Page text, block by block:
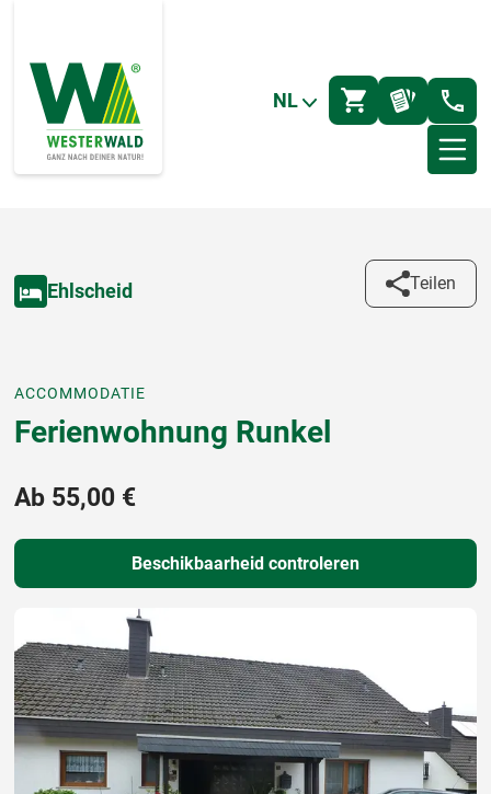
NL
Ehlscheid Teilen
ACCOMMODATIE
Ferienwohnung Runkel
Ab 55,00 €
Beschikbaarheid controleren